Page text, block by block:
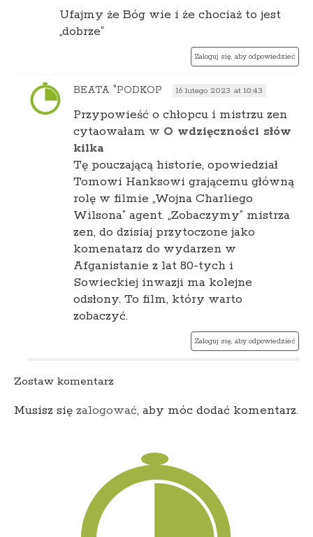
Ufajmy że Bóg wie i że chociaż to jest
„dobrze”
Zaloguj się, aby odpowiedzieć
BEATA "PODKOP 16 lutego 2023 at 10:43
Przypowieść o chłopcu i mistrzu zen
cytaowałam w O wdzięczności słów
kilka
Tę pouczającą historie, opowiedział
Tomowi Hanksowi grającemu główną
rolę w filmie „Wojna Charliego
Wilsona” agent. „Zobaczymy” mistrza
zen, do dzisiaj przytoczone jako
komenatarz do wydarzen w
Afganistanie z lat 80-tych i
Sowieckiej inwazji ma kolejne
odsłony. To film, który warto
zobaczyć.
Zaloguj się, aby odpowiedzieć
Zostaw komentarz
Musisz się zalogować, aby móc dodać komentarz.